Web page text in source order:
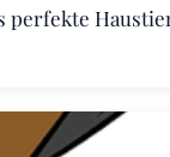
perfekte